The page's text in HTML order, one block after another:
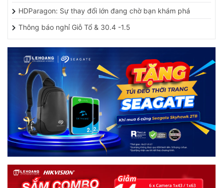
HDParagon: Sự thay đổi lớn đang chờ bạn khám phá
Thông báo nghỉ Giỗ Tổ & 30.4 -1.5